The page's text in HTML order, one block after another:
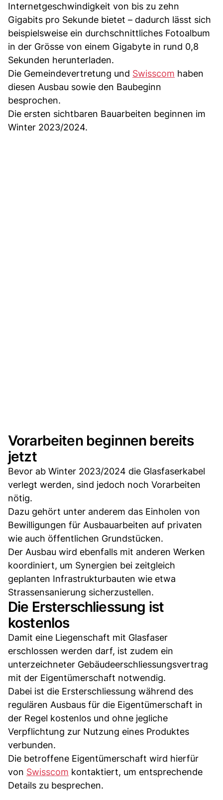
Internetgeschwindigkeit von bis zu zehn
Gigabits pro Sekunde bietet – dadurch lässt sich
beispielsweise ein durchschnittliches Fotoalbum
in der Grösse von einem Gigabyte in rund 0,8
Sekunden herunterladen.
Die Gemeindevertretung und Swisscom haben
diesen Ausbau sowie den Baubeginn
besprochen.
Die ersten sichtbaren Bauarbeiten beginnen im
Winter 2023/2024.
Vorarbeiten beginnen bereits
jetzt
Bevor ab Winter 2023/2024 die Glasfaserkabel
verlegt werden, sind jedoch noch Vorarbeiten
nötig.
Dazu gehört unter anderem das Einholen von
Bewilligungen für Ausbauarbeiten auf privaten
wie auch öffentlichen Grundstücken.
Der Ausbau wird ebenfalls mit anderen Werken
koordiniert, um Synergien bei zeitgleich
geplanten Infrastrukturbauten wie etwa
Strassensanierung sicherzustellen.
Die Ersterschliessung ist
kostenlos
Damit eine Liegenschaft mit Glasfaser
erschlossen werden darf, ist zudem ein
unterzeichneter Gebäudeerschliessungsvertrag
mit der Eigentümerschaft notwendig.
Dabei ist die Ersterschliessung während des
regulären Ausbaus für die Eigentümerschaft in
der Regel kostenlos und ohne jegliche
Verpflichtung zur Nutzung eines Produktes
verbunden.
Die betroffene Eigentümerschaft wird hierfür
von Swisscom kontaktiert, um entsprechende
Details zu besprechen.